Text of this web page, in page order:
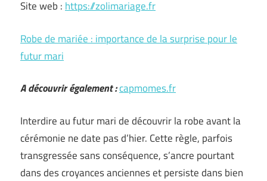
Site web : https://zolimariage.fr
Robe de mariée : importance de la surprise pour le
futur mari
A découvrir également :capmomes.fr
Interdire au futur mari de découvrir la robe avant la
cérémonie ne date pas d’hier. Cette règle, parfois
transgressée sans conséquence, s’ancre pourtant
dans des croyances anciennes et persiste dans bien